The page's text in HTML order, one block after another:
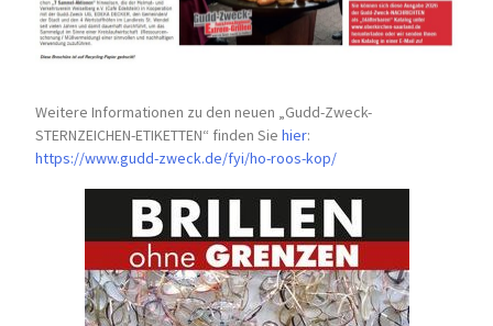
Weitere Informationen zu den neuen „Gudd-Zweck-
STERNZEICHEN-ETIKETTEN“ finden Siehier:
https://www.gudd-zweck.de/fyi/ho-roos-kop/